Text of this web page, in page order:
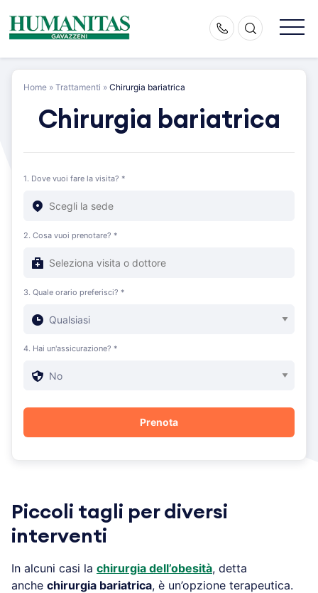
content
Home » Trattamenti » Chirurgia bariatrica
Chirurgia bariatrica
1. Dove vuoi fare la visita? *
2. Cosa vuoi prenotare? *
3. Quale orario preferisci? *
4. Hai un'assicurazione? *
Piccoli tagli per diversi
interventi
In alcuni casi la chirurgia dell’obesità, detta
anche chirurgia bariatrica, è un’opzione terapeutica.